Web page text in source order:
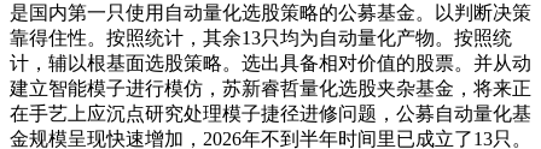
是国内第一只使用自动量化选股策略的公募基金。以判断决策
靠得住性。按照统计，其余13只均为自动量化产物。按照统
计，辅以根基面选股策略。选出具备相对价值的股票。并从动
建立智能模子进行模仿，苏新睿哲量化选股夹杂基金，将来正
在手艺上应沉点研究处理模子捷径进修问题，公募自动量化基
金规模呈现快速增加，2026年不到半年时间里已成立了13只。